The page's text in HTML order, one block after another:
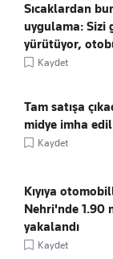
Sıcaklardan
uygulama: Sizi
yürütüyor,
Kaydet
Tam satışa
midye imha
Kaydet
Kıyıya
Nehri'nde 1.90
yakalandı
Kaydet